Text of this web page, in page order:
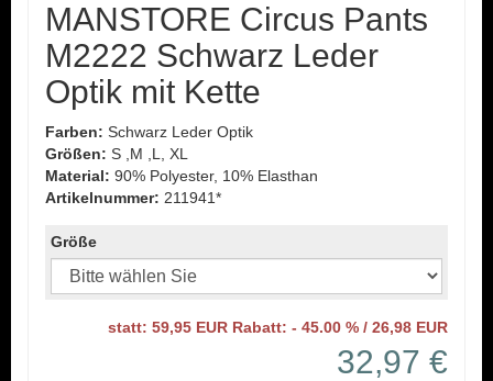
MANSTORE Circus Pants
M2222 Schwarz Leder
Optik mit Kette
Farben: Schwarz Leder Optik
Größen: S ,M ,L, XL
Material: 90% Polyester, 10% Elasthan
Artikelnummer: 211941*
Größe
statt: 59,95 EUR Rabatt: - 45.00 % / 26,98 EUR
32,97 €